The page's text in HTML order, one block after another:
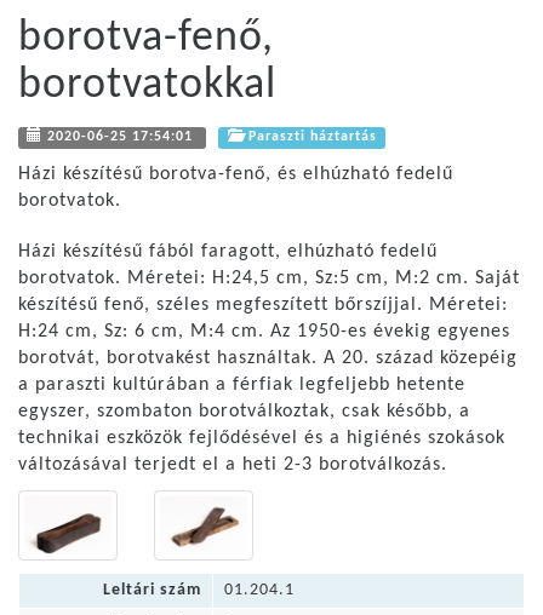
borotva-fenő,
borotvatokkal
2020-06-25 17:54:01 Paraszti háztartás
Házi készítésű borotva-fenő, és elhúzható fedelű
borotvatok.
Házi készítésű fából faragott, elhúzható fedelű
borotvatok. Méretei: H:24,5 cm, Sz:5 cm, M:2 cm. Saját
készítésű fenő, széles megfeszített bőrszíjjal. Méretei:
H:24 cm, Sz: 6 cm, M:4 cm. Az 1950-es évekig egyenes
borotvát, borotvakést használtak. A 20. század közepéig
a paraszti kultúrában a férfiak legfeljebb hetente
egyszer, szombaton borotválkoztak, csak később, a
technikai eszközök fejlődésével és a higiénés szokások
változásával terjedt el a heti 2-3 borotválkozás.
Leltári szám
01.204.1